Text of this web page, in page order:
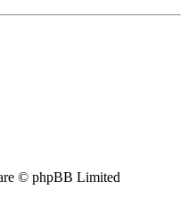
© phpBB Limited